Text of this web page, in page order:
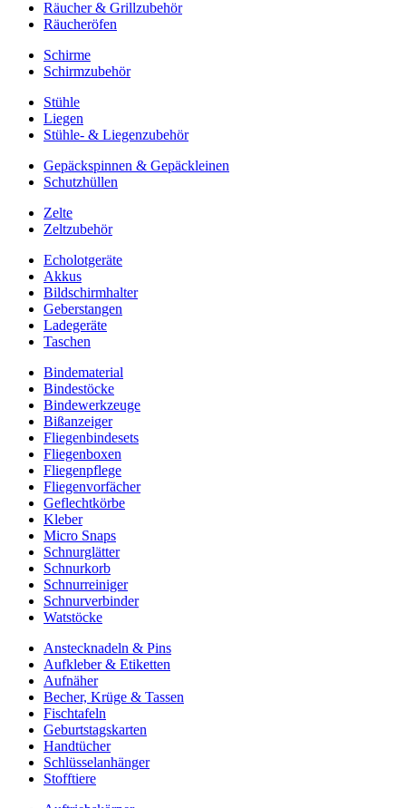
Räucher & Grillzubehör
Räucheröfen
Schirme
Schirmzubehör
Stühle
Liegen
Stühle- & Liegenzubehör
Gepäckspinnen & Gepäckleinen
Schutzhüllen
Zelte
Zeltzubehör
Echolotgeräte
Akkus
Bildschirmhalter
Geberstangen
Ladegeräte
Taschen
Bindematerial
Bindestöcke
Bindewerkzeuge
Bißanzeiger
Fliegenbindesets
Fliegenboxen
Fliegenpflege
Fliegenvorfächer
Geflechtkörbe
Kleber
Micro Snaps
Schnurglätter
Schnurkorb
Schnurreiniger
Schnurverbinder
Watstöcke
Anstecknadeln & Pins
Aufkleber & Etiketten
Aufnäher
Becher, Krüge & Tassen
Fischtafeln
Geburtstagskarten
Handtücher
Schlüsselanhänger
Stofftiere